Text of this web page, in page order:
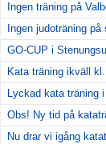
Ingen träning på
Ingen judoträning
GO-CUP i
Kata träning ikväll
Lyckad kata träning
Obs! Ny tid på
Nu drar vi igång